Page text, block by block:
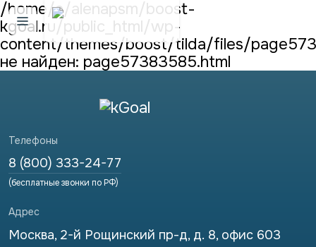
Открыть меню
/home/a/alenapsm/boost-
kgoal.ru/public_html/wp-
content/themes/boost/tilda/files/
не найден: page57383585.html
Адрес
Москва, 2-й Рощинский пр-д, д. 8, офис 603
Телефоны
8 (800) 333-24-77
(бесплатные звонки по РФ)